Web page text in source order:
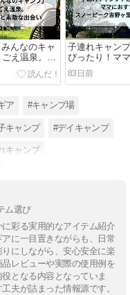
みんなのキャ
え温泉。最
敵な出会い
子連れキャン
ぴったり！マ
したいスノー
里キャンプフ
83日前
ア #キャンプ場
キャンプ #デイキャンプ
キャンプ
ム選び
彩る実用的なアイテム紹介
に一目置きながらも、日常
にしながら、安心安全に楽
レビューや実際の使用例を
となる内容となっていま
夫が詰まった情報源です。